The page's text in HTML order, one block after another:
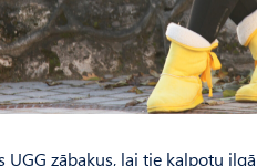
zābakus, lai tie kalpotu